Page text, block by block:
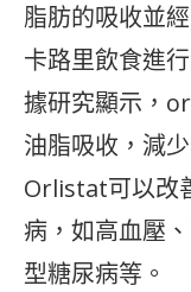
脂肪的吸收並
卡路里飲食進
據研究顯示，
油脂吸收，減
Orlistat可以改
病，如高血壓
型糖尿病等。